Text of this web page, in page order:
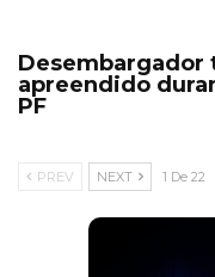
Desembargador
apreendido
PF
PREV NEXT 1 De 22